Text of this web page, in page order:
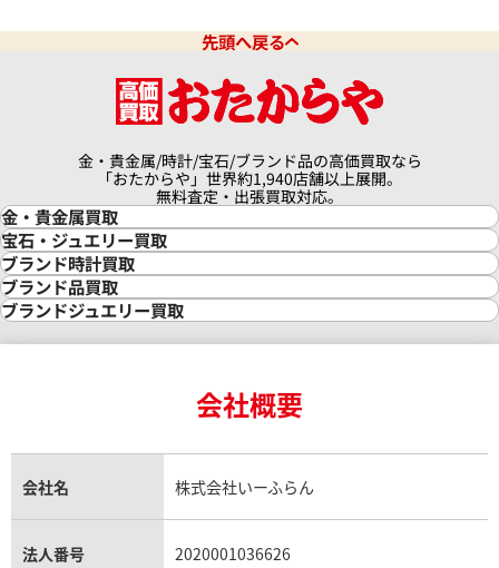
先頭へ戻る
金・貴金属/時計/宝石/ブランド品の高価買取なら
「おたからや」世界約1,940店舗以上展開。
無料査定・出張買取対応。
金・貴金属買取
金買取
金の相場価格情報
金の参考買取価格一覧
インゴット買取
インゴットの相場価格情報
24金買取
金貨買取
貴金属買取
銀・シルバー買取
パラジウム買取
宝石・ジュエリー買取
宝石・ジュエリー買取
ダイヤモンド買取
ダイヤモンド・宝石の参考価格一覧
リング・結婚指輪買取
エメラルド買取
トパーズ買取
タンザナイト買取
キャッツアイ買取
ブランド時計買取
時計買取
ロレックス買取
ロレックス デイトナ買取
ロレックス サブマリーナー買取
ロレックス エクスプローラー買取
ロレックス デイトジャスト買取
パテック フィリップノーチラス買取
ヴァシュロン・コンスタンタン買取
ブランド品買取
ブランド買取
シャネル マトラッセ買取
セリーヌ買取
ブランドジュエリー買取
ヴァンクリーフ＆アーペル買取
ショーメ買取
ダミアーニ買取
会社概要
会社名 株式会社いーふらん
法人番号 2020001036626